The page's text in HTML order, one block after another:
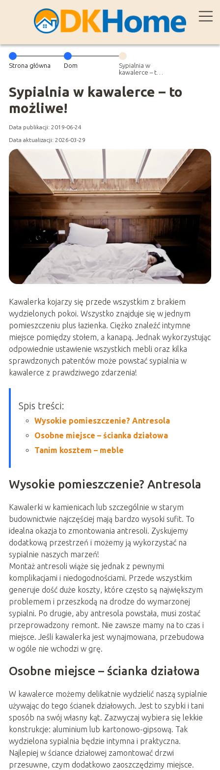
Strona główna Dom
Sypialnia w
kawalerce – to
Sypialnia w kawalerce – to
możliwe!
Data publikacji: 2019-06-24
Data aktualizacji: 2026-03-29
Kawalerka kojarzy się przede wszystkim z brakiem
wydzielonych pokoi. Wszystko znajduje się w jednym
pomieszczeniu plus łazienka. Ciężko znaleźć intymne
miejsce pomiędzy stołem, a kanapą. Jednak wykorzystując
odpowiednie ustawienie wszystkich mebli oraz kilka
sprawdzonych patentów może powstać sypialnia w
kawalerce z prawdziwego zdarzenia!
Spis treści:
Wysokie pomieszczenie? Antresola
Osobne miejsce – ścianka działowa
Tanim kosztem – meble
Wysokie pomieszczenie? Antresola
Kawalerki w kamienicach lub szczególnie w starym
budownictwie najczęściej mają bardzo wysoki sufit. To
idealna okazja to zmontowania antresoli. Zyskujemy
dodatkową przestrzeń i możemy ją wykorzystać na
sypialnie naszych marzeń!
Montaż antresoli wiąże się jednak z pewnymi
komplikacjami i niedogodnościami. Przede wszystkim
generuje dość duże koszty, które często są największym
problemem i przeszkodą na drodze do wymarzonej
sypialni. Po drugie, aby antresola powstała, musi zostać
przeprowadzony remont. Nie zawsze mamy na to czas i
miejsce. Jeśli kawalerka jest wynajmowana, przebudowa
w ogóle nie wchodzi w grę.
Osobne miejsce – ścianka działowa
W kawalerce możemy delikatnie wydzielić naszą sypialnie
używając do tego ścianek działowych. Jest to szybki i tani
sposób na swój własny kąt. Zazwyczaj wybiera się lekkie
konstrukcje: aluminium lub kartonowo-gipsową. Tak
wydzielona sypialnia będzie intymna i praktyczna.
Najlepiej w ściance działowej zamontować drzwi
przesuwne, czym dodatkowo zaoszczędzimy miejsce.